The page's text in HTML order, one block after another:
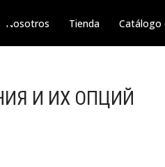
Nosotros Tienda Catálogo
И ИХ ОПЦИЙ